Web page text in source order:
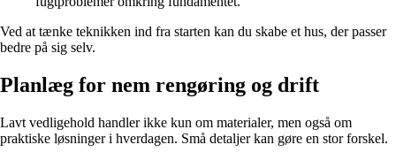
Ved at tænke teknikken ind fra starten kan du skabe et hus, der passer
bedre på sig selv.
Planlæg for nem rengøring og drift
Lavt vedligehold handler ikke kun om materialer, men også om
praktiske løsninger i hverdagen. Små detaljer kan gøre en stor forskel.